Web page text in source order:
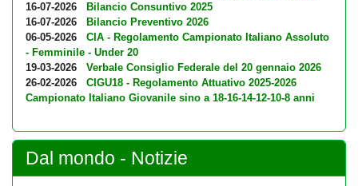
16-07-2026
Bilancio Consuntivo 2025
16-07-2026
Bilancio Preventivo 2026
06-05-2026
CIA - Regolamento Campionato Italiano Assoluto
- Femminile - Under 20
19-03-2026
Verbale Consiglio Federale del 20 gennaio 2026
26-02-2026
CIGU18 - Regolamento Attuativo 2025-2026
Campionato Italiano Giovanile sino a 18-16-14-12-10-8 anni
Dal mondo - Notizie